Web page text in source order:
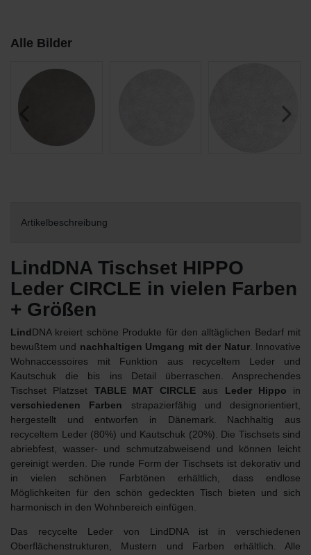
Alle Bilder
Artikelbeschreibung
LindDNA Tischset HIPPO
Leder CIRCLE in vielen Farben
+ Größen
LindDNA kreiert schöne Produkte für den alltäglichen Bedarf mit
bewußtem und nachhaltigen Umgang mit der Natur. Innovative
Wohnaccessoires mit Funktion aus recyceltem Leder und
Kautschuk die bis ins Detail überraschen. Ansprechendes
Tischset Platzset TABLE MAT CIRCLE aus Leder Hippo in
verschiedenen Farben strapazierfähig und designorientiert,
hergestellt und entworfen in Dänemark. Nachhaltig aus
recyceltem Leder (80%) und Kautschuk (20%). Die Tischsets sind
abriebfest, wasser- und schmutzabweisend und können leicht
gereinigt werden. Die runde Form der Tischsets ist dekorativ und
in vielen schönen Farbtönen erhältlich, dass endlose
Möglichkeiten für den schön gedeckten Tisch bieten und sich
harmonisch in den Wohnbereich einfügen.
Das recycelte Leder von LindDNA ist in verschiedenen
Oberflächenstrukturen, Mustern und Farben erhältlich. Alle